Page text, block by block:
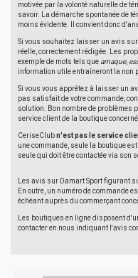
motivée par la volonté naturelle de
savoir. La démarche spontanée de
moins évidente. Il convient donc
Si vous souhaitez laisser un avis sur
réelle, correctement rédigée. Les
exemple de mots tels que arnaque,
information utile entraîneront la non
Si vous vous apprêtez à laisser un
pas satisfait de votre commande,
solution. Bon nombre de problèmes
service client de la boutique
CeriseClubn'est pas le service
une commande, seule la boutique
seule qui doit être contactée via son
Les avis sur Damart Sport figurant
En outre, un numéro de commande
échéant auprès du commerçant
Les boutiques en ligne disposent
contacter en nous indiquant l'avis